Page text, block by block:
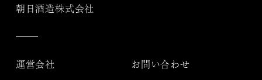
朝日酒造株式会社
運営会社 お問い合わせ